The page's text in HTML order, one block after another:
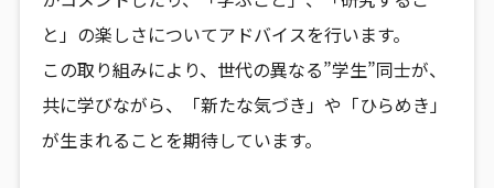
と」の楽しさについてアドバイスを行います。
この取り組みにより、世代の異なる”学生”同士が、
共に学びながら、「新たな気づき」や「ひらめき」
が生まれることを期待しています。